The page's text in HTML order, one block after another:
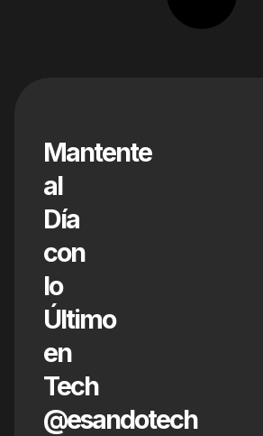
Mantente
al
Día
con
lo
Último
en
Tech
@esandotech